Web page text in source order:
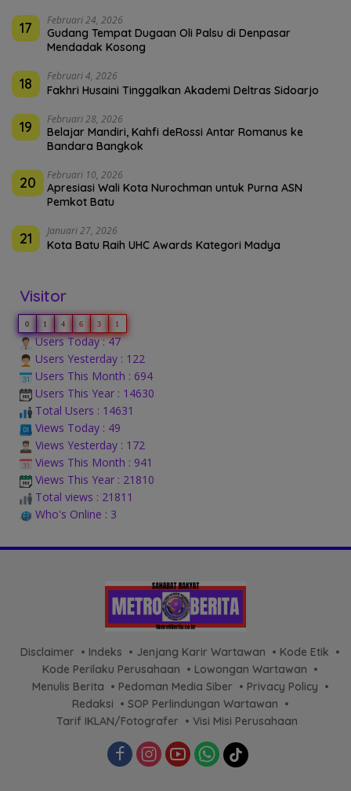
17 Februari 24, 2026
Gudang Tempat Dugaan Oli Palsu di Denpasar
Mendadak Kosong
18 Februari 4, 2026
Fakhri Husaini Tinggalkan Akademi Deltras Sidoarjo
19 Februari 28, 2026
Belajar Mandiri, Kahfi deRossi Antar Romanus ke
Bandara Bangkok
20 Februari 10, 2026
Apresiasi Wali Kota Nurochman untuk Purna ASN
Pemkot Batu
21 Januari 27, 2026
Kota Batu Raih UHC Awards Kategori Madya
Visitor
0 1 4 6 3 1
Users Today : 47
Users Yesterday : 122
Users This Month : 694
Users This Year : 14630
Total Users : 14631
Views Today : 49
Views Yesterday : 172
Views This Month : 941
Views This Year : 21810
Total views : 21811
Who's Online : 3
Disclaimer Indeks Jenjang Karir Wartawan
Kode Etik
Kode Perilaku Perusahaan
Lowongan Wartawan
Menulis Berita
Pedoman Media Siber
Privacy Policy
Redaksi
SOP Perlindungan Wartawan
Tarif IKLAN/Fotografer
Visi Misi Perusahaan